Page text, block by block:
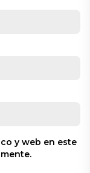
y web en este